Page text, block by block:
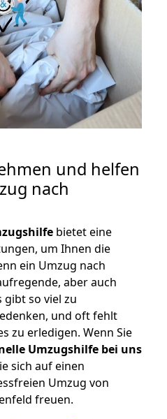
und helfen
nach
bietet eine
um Ihnen die
ein Umzug nach
aber auch
gibt so viel zu
und oft fehlt
zu erledigen. Wenn Sie
Umzugshilfe bei uns
sich auf einen
Umzug von
freuen.